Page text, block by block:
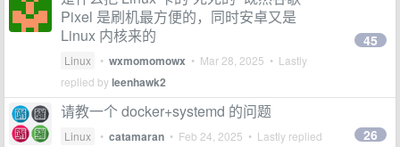
Pixel 是刷机最方便的，同时安卓又是
Linux 内核来的
Linux • wxmomomowx • Mar 28, 2025 • Lastly
replied byleenhawk2
45
请教一个 docker+systemd 的问题
Linux • catamaran • Feb 24, 2025 • Lastly replied
26